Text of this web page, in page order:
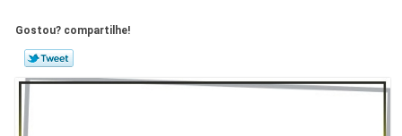
Gostou? compartilhe!